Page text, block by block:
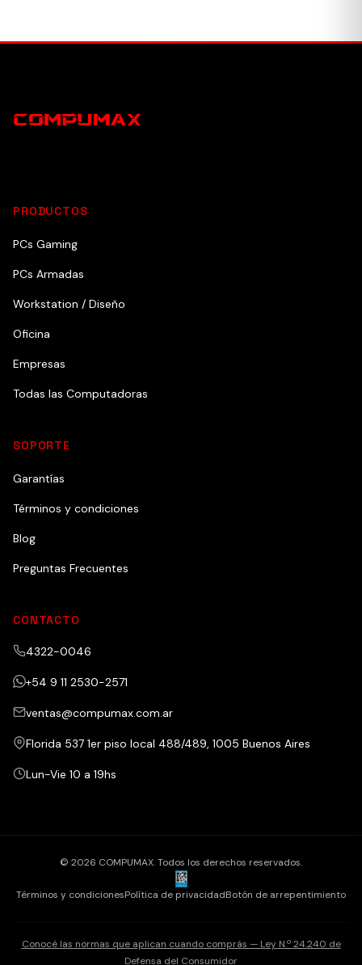
PRODUCTOS
PCs Gaming
PCs Armadas
Workstation / Diseño
Oficina
Empresas
Todas las Computadoras
SOPORTE
Garantías
Términos y condiciones
Blog
Preguntas Frecuentes
CONTACTO
4322-0046
+54 9 11 2530-2571
ventas@compumax.com.ar
Florida 537 1er piso local 488/489, 1005 Buenos Aires
Lun-Vie 10 a 19hs
© 2026 COMPUMAX. Todos los derechos reservados.
Términos y condicionesPolítica de privacidadBotón de arrepentimiento
Conocé las normas que aplican cuando comprás — Ley N.º 24.240 de
Defensa del Consumidor